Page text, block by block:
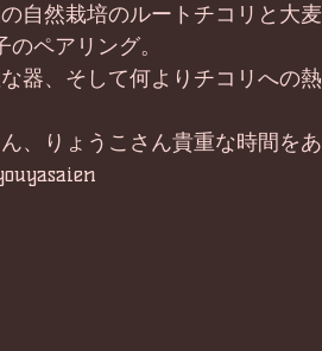
自然栽培のルートチコリと大
ペアリング。
器、そして何よりチコリへの
、りょうこさん貴重な時間を